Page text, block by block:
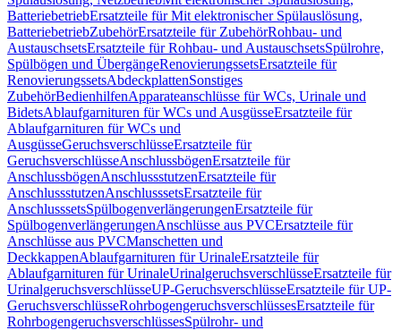
BatteriebetriebErsatzteile für Mit elektronischer Spülauslösung,
BatteriebetriebZubehörErsatzteile für ZubehörRohbau- und
AustauschsetsErsatzteile für Rohbau- und AustauschsetsSpülrohre,
Spülbögen und ÜbergängeRenovierungssetsErsatzteile für
RenovierungssetsAbdeckplattenSonstiges
ZubehörBedienhilfenApparateanschlüsse für WCs, Urinale und
BidetsAblaufgarnituren für WCs und AusgüsseErsatzteile für
Ablaufgarnituren für WCs und
AusgüsseGeruchsverschlüsseErsatzteile für
GeruchsverschlüsseAnschlussbögenErsatzteile für
AnschlussbögenAnschlussstutzenErsatzteile für
AnschlussstutzenAnschlusssetsErsatzteile für
AnschlusssetsSpülbogenverlängerungenErsatzteile für
SpülbogenverlängerungenAnschlüsse aus PVCErsatzteile für
Anschlüsse aus PVCManschetten und
DeckkappenAblaufgarnituren für UrinaleErsatzteile für
Ablaufgarnituren für UrinaleUrinalgeruchsverschlüsseErsatzteile für
UrinalgeruchsverschlüsseUP-GeruchsverschlüsseErsatzteile für UP-
GeruchsverschlüsseRohrbogengeruchsverschlüssesErsatzteile für
RohrbogengeruchsverschlüssesSpülrohr- und